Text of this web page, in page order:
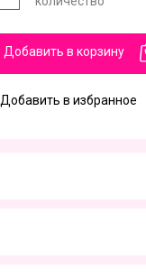
Добавить в корзину
Добавить в избранное